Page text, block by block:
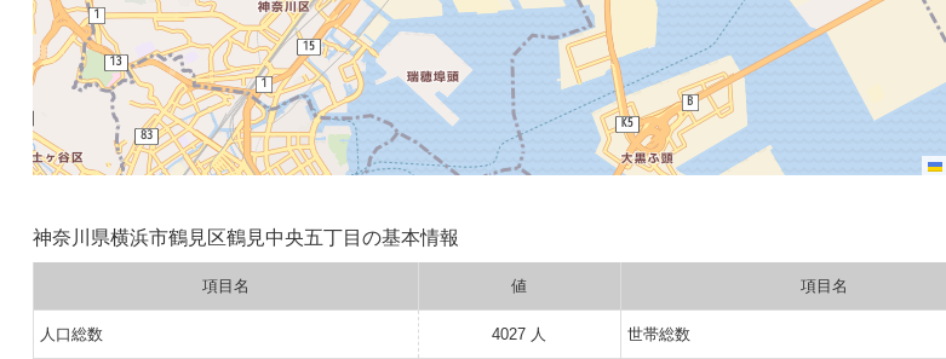
神奈川県横浜市鶴見区鶴見中央五丁目の基本情報
項目名 値 項目名
人口総数 4027 人 世帯総数